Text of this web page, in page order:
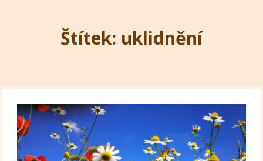
Štítek: uklidnění